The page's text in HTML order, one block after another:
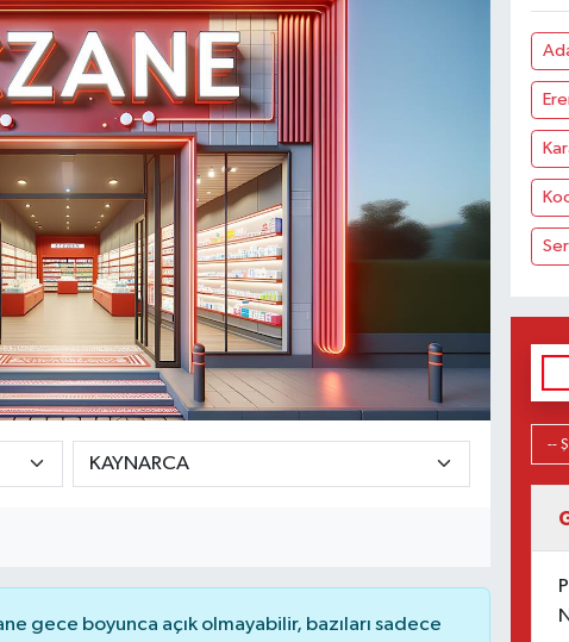
gece boyunca açık olmayabilir, bazıları sadece